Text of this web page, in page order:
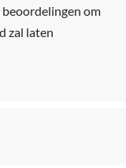
om
zal laten